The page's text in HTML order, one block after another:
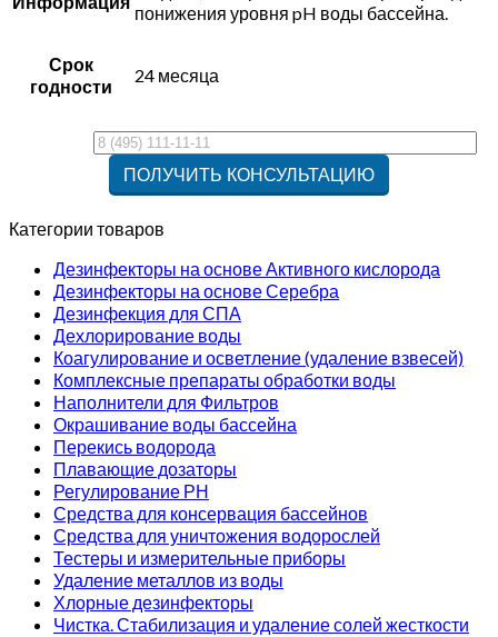
понижения уровня pH воды бассейна.
Срок
годности
24 месяца
Категории товаров
Дезинфекторы на основе Активного кислорода
Дезинфекторы на основе Серебра
Дезинфекция для СПА
Дехлорирование воды
Коагулирование и осветление (удаление взвесей)
Комплексные препараты обработки воды
Наполнители для Фильтров
Окрашивание воды бассейна
Перекись водорода
Плавающие дозаторы
Регулирование РН
Средства для консервация бассейнов
Средства для уничтожения водорослей
Тестеры и измерительные приборы
Удаление металлов из воды
Хлорные дезинфекторы
Чистка. Стабилизация и удаление солей жесткости